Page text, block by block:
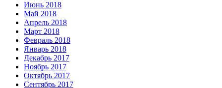
Июнь 2018
Май 2018
Апрель 2018
Март 2018
Февраль 2018
Январь 2018
Декабрь 2017
Ноябрь 2017
Октябрь 2017
Сентябрь 2017